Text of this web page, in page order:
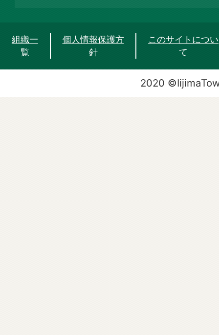
組織一
覧
個人情報保護方
針
このサイトについ
て
2020